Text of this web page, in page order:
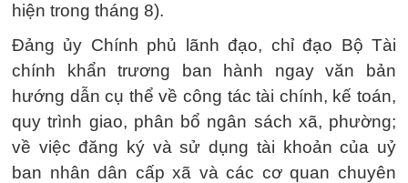
hiện trong tháng 8).
Đảng ủy Chính phủ lãnh đạo, chỉ đạo Bộ Tài
chính khẩn trương ban hành ngay văn bản
hướng dẫn cụ thể về công tác tài chính, kế toán,
quy trình giao, phân bổ ngân sách xã, phường;
về việc đăng ký và sử dụng tài khoản của uỷ
ban nhân dân cấp xã và các cơ quan chuyên